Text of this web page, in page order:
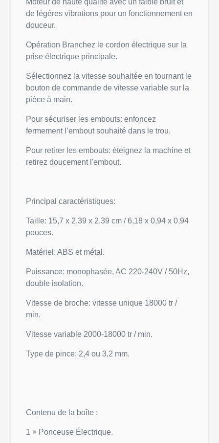
Moteur de haute qualité avec un faible bruit et
de légères vibrations pour un fonctionnement en
douceur.
Opération Branchez le cordon électrique sur la
prise électrique principale.
Sélectionnez la vitesse souhaitée en tournant le
bouton de commande de vitesse variable sur la
pièce à main.
Pour sécuriser les embouts: enfoncez
fermement l’embout souhaité dans le trou.
Pour retirer les embouts: éteignez la machine et
retirez doucement l'embout.
Principal caractéristiques:
Taille: 15,7 x 2,39 x 2,39 cm / 6,18 x 0,94 x 0,94
pouces.
Matériel: ABS et métal.
Puissance: monophasée, AC 220-240V / 50Hz,
double isolation.
Vitesse de broche: vitesse unique 18000 tr /
min.
Vitesse variable 2000-18000 tr / min.
Type de pince: 2,4 ou 3,2 mm.
Contenu de la boîte :
1 × Ponceuse Électrique.